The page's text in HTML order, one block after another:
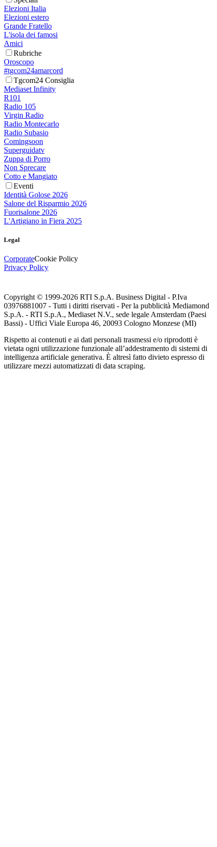
Elezioni Italia
Elezioni estero
Grande Fratello
L'isola dei famosi
Amici
Rubriche
Oroscopo
#tgcom24amarcord
Tgcom24 Consiglia
Mediaset Infinity
R101
Radio 105
Virgin Radio
Radio Montecarlo
Radio Subasio
Comingsoon
Superguidatv
Zuppa di Porro
Non Sprecare
Cotto e Mangiato
Eventi
Identità Golose 2026
Salone del Risparmio 2026
Fuorisalone 2026
L'Artigiano in Fiera 2025
Legal
CorporateCookie Policy
Privacy Policy
Copyright © 1999-2026 RTI S.p.A. Business Digital - P.Iva
03976881007 - Tutti i diritti riservati - Per la pubblicità Mediamond
S.p.A. - RTI S.p.A., Mediaset N.V., sede legale Amsterdam (Paesi
Bassi) - Uffici Viale Europa 46, 20093 Cologno Monzese (MI)
Rispetto ai contenuti e ai dati personali trasmessi e/o riprodotti è
vietata ogni utilizzazione funzionale all’addestramento di sistemi di
intelligenza artificiale generativa. È altresì fatto divieto espresso di
utilizzare mezzi automatizzati di data scraping.